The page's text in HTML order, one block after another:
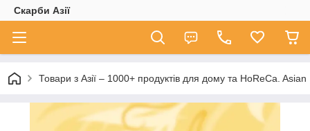
Скарби Азії
Товари з Азії – 1000+ продуктів для дому та HoReCa.